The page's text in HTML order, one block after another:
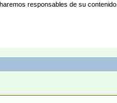
responsables de su contenido.